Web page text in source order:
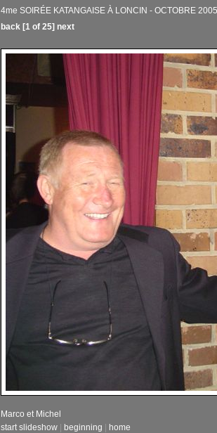
4me SOIRÉE KATANGAISE À LONCIN - OCTOBRE
back [1 of 25] next
Marco et Michel
start slideshow
beginning home